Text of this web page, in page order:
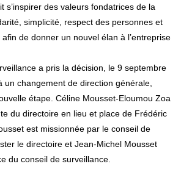
s’inspirer des valeurs fondatrices de la
simplicité, respect des personnes et
de donner un nouvel élan à l’entreprise
a pris la décision, le 9 septembre
un changement de direction générale,
étape. Céline Mousset-Eloumou Zoa
du directoire en lieu et place de Frédéric
est missionnée par le conseil de
le directoire et Jean-Michel Mousset
du conseil de surveillance.